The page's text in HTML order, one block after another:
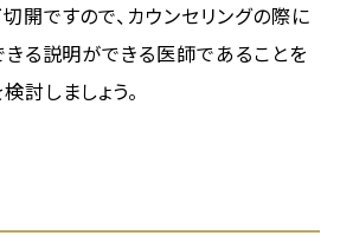
開ですので、カウンセリングの際に
きる説明ができる医師であることを
討しましょう。